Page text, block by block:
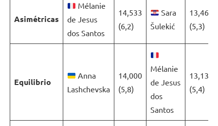
Asimétricas
Mélanie
de Jesus
dos Santos
14,533
(6,2)
Sara
Šulekić
13,466
(5,3)
Equilibrio
Anna
Lashchevska
14,000
(5,8)
Mélanie
de Jesus
dos
Santos
13,133
(5,4)